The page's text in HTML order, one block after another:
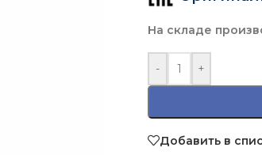
На складе
- +
Добавить в